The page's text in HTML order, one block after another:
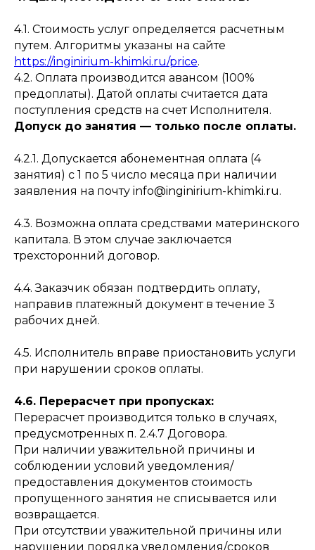
4.1. Стоимость услуг определяется расчетным
путем. Алгоритмы указаны на сайте
https://inginirium-khimki.ru/price.
4.2. Оплата производится авансом (100%
предоплаты). Датой оплаты считается дата
поступления средств на счет Исполнителя.
Допуск до занятия — только после оплаты.
4.2.1. Допускается абонементная оплата (4
занятия) с 1 по 5 число месяца при наличии
заявления на почту info@inginirium-khimki.ru.
4.3. Возможна оплата средствами материнского
капитала. В этом случае заключается
трехсторонний договор.
4.4. Заказчик обязан подтвердить оплату,
направив платежный документ в течение 3
рабочих дней.
4.5. Исполнитель вправе приостановить услуги
при нарушении сроков оплаты.
4.6. Перерасчет при пропусках:
Перерасчет производится только в случаях,
предусмотренных п. 2.4.7 Договора.
При наличии уважительной причины и
соблюдении условий уведомления/
предоставления документов стоимость
пропущенного занятия не списывается или
возвращается.
При отсутствии уважительной причины или
нарушении порядка уведомления/сроков